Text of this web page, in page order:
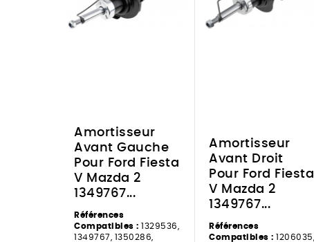
Amortisseur
Avant Gauche
Pour Ford Fiesta
V Mazda 2
1349767...
Références
Compatibles : 1329536,
1349767, 1350286,
Amortisseur
Avant Droit
Pour Ford Fiesta
V Mazda 2
1349767...
Références
Compatibles : 1206035,